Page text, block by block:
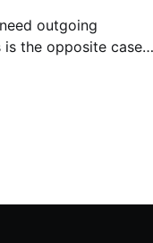
outgoing
is the opposite case
incoming